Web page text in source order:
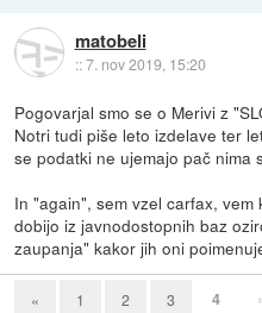
matobeli
::7. nov 2019, 15:20
Pogovarjal smo se o Merivi z
Notri tudi piše leto izdelave ter
se podatki ne ujemajo pač nima
In "again", sem vzel carfax,
dobijo iz javnodostopnih baz
zaupanja" kakor jih oni
« 1 2 3 4